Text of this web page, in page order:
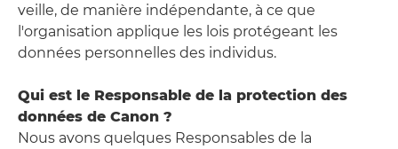
veille, de manière indépendante, à ce que
l'organisation applique les lois protégeant les
données personnelles des individus.
Qui est le Responsable de la protection des
données de Canon ?
Nous avons quelques Responsables de la